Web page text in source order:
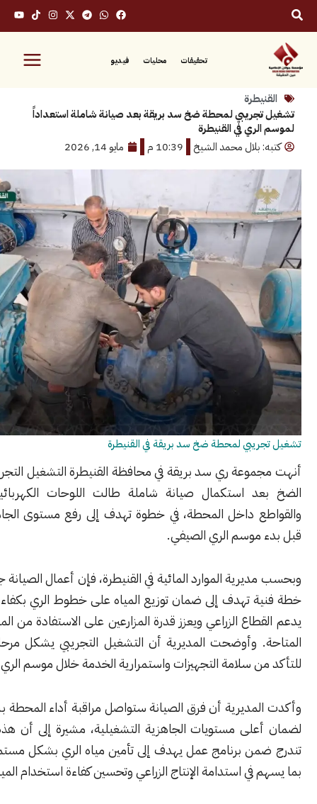
محليات فيديو
لمحطة ضخ سد بريقة بعد صيانة شاملة استعداداً
في القنيطرة
بلال محمد الشيخ
10:39 م مايو 14, 2026
لمحطة ضخ سد بريقة في القنيطرة
ري سد بريقة في محافظة القنيطرة التشغيل التجريبي لمحطة
استكمال صيانة شاملة طالت اللوحات الكهربائية والعوازل
داخل المحطة، في خطوة تهدف إلى رفع مستوى الجاهزية الفنية
موسم الري الصيفي.
الموارد المائية في القنيطرة، فإن أعمال الصيانة جاءت ضمن
تهدف إلى ضمان توزيع المياه على خطوط الري بكفاءة عالية، بما
الزراعي ويعزز قدرة المزارعين على الاستفادة من الموارد المائية
وأوضحت المديرية أن التشغيل التجريبي يشكل مرحلة أساسية
سلامة التجهيزات واستمرارية الخدمة خلال موسم الري.
أن فرق الصيانة ستواصل مراقبة أداء المحطة بشكل دوري
مستويات الجاهزية التشغيلية، مشيرة إلى أن هذه الإجراءات
برنامج عمل يهدف إلى تأمين مياه الري بشكل مستمر ومنتظم،
في استدامة الإنتاج الزراعي وتحسين كفاءة استخدام المياه في السد.